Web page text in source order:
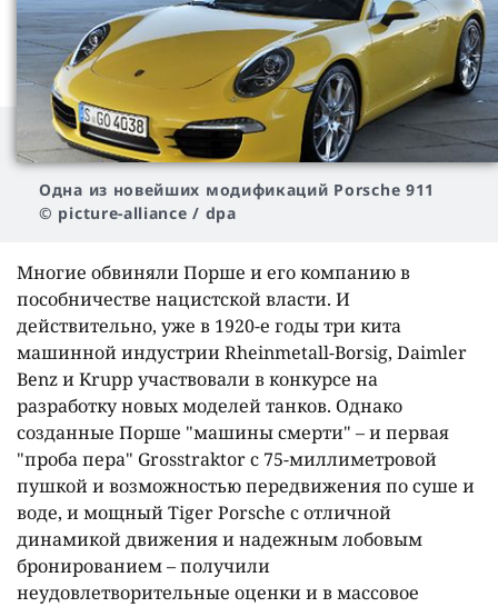
Одна из новейших модификаций Porsche 911
© picture-alliance / dpa
Многие обвиняли Порше и его компанию в
пособничестве нацистской власти. И
действительно, уже в 1920-е годы три кита
машинной индустрии Rheinmetall-Borsig, Daimler
Benz и Krupp участвовали в конкурсе на
разработку новых моделей танков. Однако
созданные Порше "машины смерти" – и первая
"проба пера" Grosstraktor с 75-миллиметровой
пушкой и возможностью передвижения по суше и
воде, и мощный Tiger Porsche с отличной
динамикой движения и надежным лобовым
бронированием – получили
неудовлетворительные оценки и в массовое